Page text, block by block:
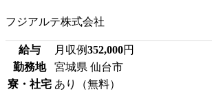
フジアルテ株式会社
給与 月収例352,000円
勤務地
宮城県 仙台市
寮・社宅 あり（無料）